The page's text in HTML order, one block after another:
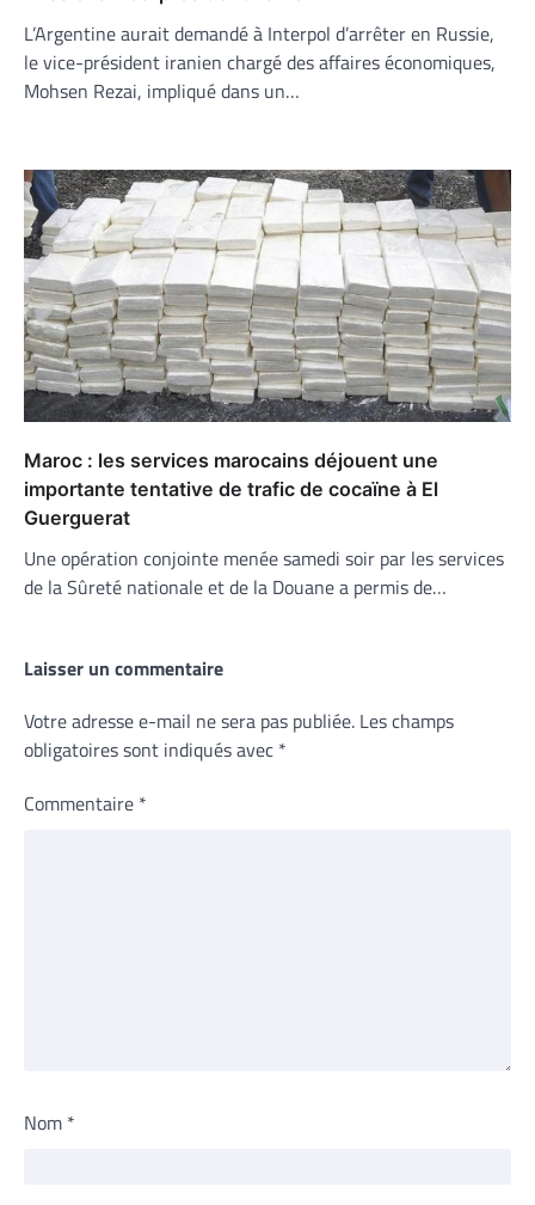
L’Argentine aurait demandé à Interpol d’arrêter en Russie,
le vice-président iranien chargé des affaires économiques,
Mohsen Rezai, impliqué dans un…
Maroc : les services marocains déjouent une
importante tentative de trafic de cocaïne à El
Guerguerat
Une opération conjointe menée samedi soir par les services
de la Sûreté nationale et de la Douane a permis de…
Laisser un commentaire
Votre adresse e-mail ne sera pas publiée. Les champs
obligatoires sont indiqués avec *
Commentaire *
Nom *